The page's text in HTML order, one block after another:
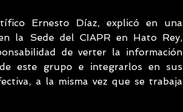
Ernesto Díaz, explicó en una
la Sede del CIAPR en Hato Rey,
de verter la información
este grupo e integrarlos en sus
a la misma vez que se trabaja